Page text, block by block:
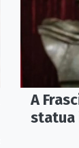
A
statua